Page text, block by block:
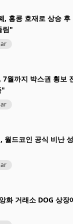
, 홍콩 호재로 상승 후
림"
월까지 박스권 횡보
"
월드코인 공식 비난 성
화 거래소 DOG 상장